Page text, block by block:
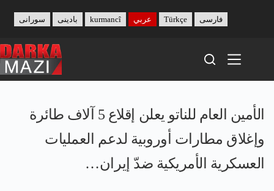
content
بادینی سورانی kurmancî عربي Türkçe فارسی
الأمين العام للناتو يعلن إقلاع 5 آلاف طائرة
وإغلاق مطارات أوروبية لدعم العمليات
العسكرية الأمريكية ضدّ إيران…